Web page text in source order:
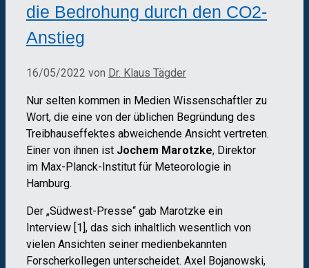
die Bedrohung durch den CO2-
Anstieg
16/05/2022 von Dr. Klaus Tägder
Nur selten kommen in Medien Wissenschaftler zu
Wort, die eine von der üblichen Begründung des
Treibhauseffektes abweichende Ansicht vertreten.
Einer von ihnen ist Jochem Marotzke, Direktor
im Max-Planck-Institut für Meteorologie in
Hamburg.
Der „Südwest-Presse“ gab Marotzke ein
Interview [1], das sich inhaltlich wesentlich von
vielen Ansichten seiner medienbekannten
Forscherkollegen unterscheidet. Axel Bojanowski,